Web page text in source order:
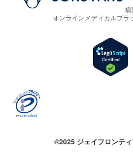
オンラインメディカルプラ
©2025 ジェイフロンテ